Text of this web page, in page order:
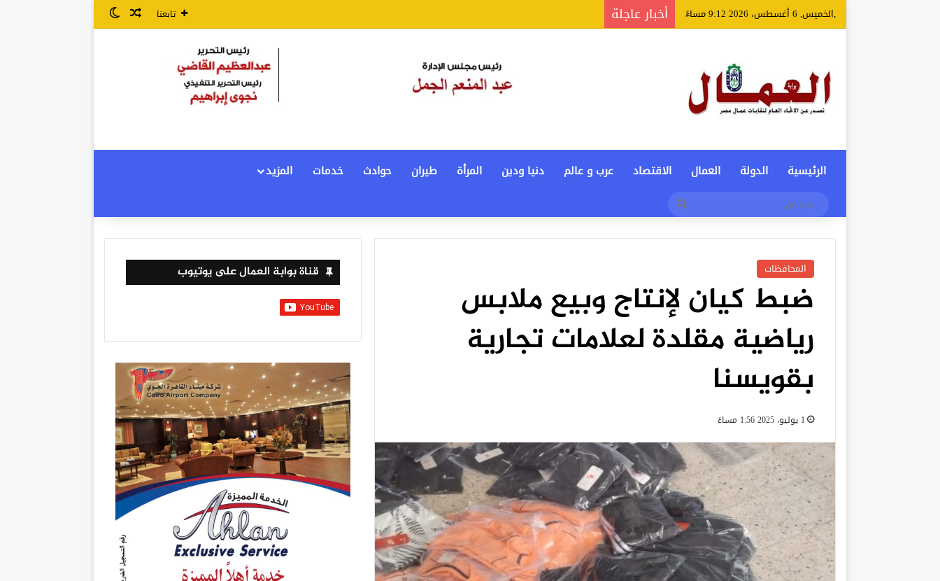
,الخميس, 6 أغسطس، 2026 9:12 مساءً أخبار عاجلة تابعنا مقال عشوائي
الوضع المظلم
الرئيسية الدولة العمال الاقتصاد عرب و عالم دنيا ودين المرأة طيران حوادث خدمات
المزيد
المحافظات
ضبط كيان لإنتاج وبيع ملابس
رياضية مقلدة لعلامات تجارية
بقويسنا
1 يوليو، 2025 1:56 مساءً
قناة بوابة العمال على يوتيوب